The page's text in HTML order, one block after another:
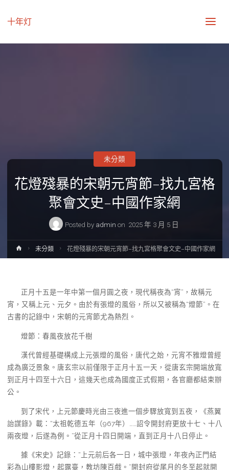
十年灯
花燈殘暴的宋朝元宵節–找九宮格
聚會文史–中國作家網
Posted by admin on 2025 年 3 月 5 日
未分類
Home未分類 花燈殘暴的宋朝元宵節–找九宮格聚會文史–中國作家網
正月十五是一年中第一個月圓之夜，現代稱夜為“宵”，故稱元
宵，又稱上元、元夕。由於有張燈的風俗，所以又被稱為“燈節”。在
古書的記錄中，宋朝的元宵節尤為熱烈。
燈節：春風夜放花千樹
漢代曾經基礎構成上元張燈的風俗，唐代之始，元宵不雅燈曾經
成為廣泛景象。唐玄宗以前僅限于正月十五一天，從唐玄宗開端放寬
到正月十四至十六日，這幾天也成為國度正式假期，各官廳都結束辦
公。
到了宋代，上元節慶時光由三夜進一個步驟放寬到五夜，《燕翼
詒謀錄》載：“太祖乾德五年（967年）……詔令開封府更放十七、十八
兩夜燈，后遂為例。”從正月十四日開端，直到正月十八日停止。
據《宋史》記錄：“上元前后各一日，城中張燈，年夜內正門結
彩為山樓影燈，起露臺，教坊陳百戲。”開封府從尾月的冬至起就開